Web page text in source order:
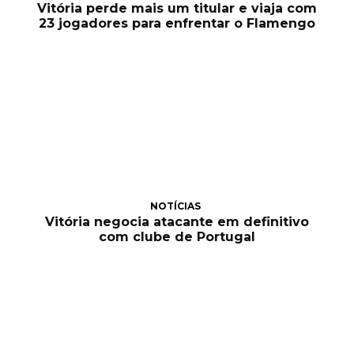
Vitória perde mais um titular e viaja com
23 jogadores para enfrentar o Flamengo
NOTÍCIAS
Vitória negocia atacante em definitivo
com clube de Portugal